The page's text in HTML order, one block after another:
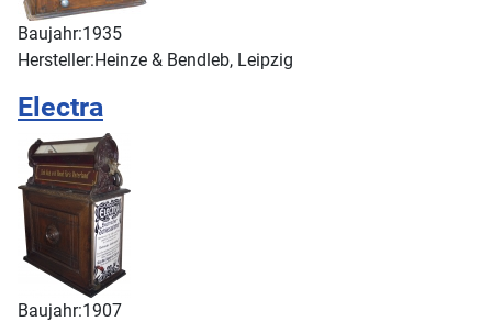
Baujahr:1935
Hersteller:Heinze & Bendleb, Leipzig
Electra
Baujahr:1907